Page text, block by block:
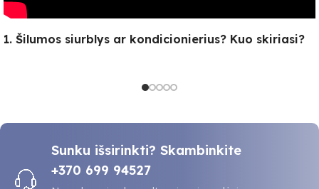
1. Šilumos siurblys ar kondicionierius? Kuo skiriasi?
Sunku išsirinkti? Skambinkite
+370 699 94527